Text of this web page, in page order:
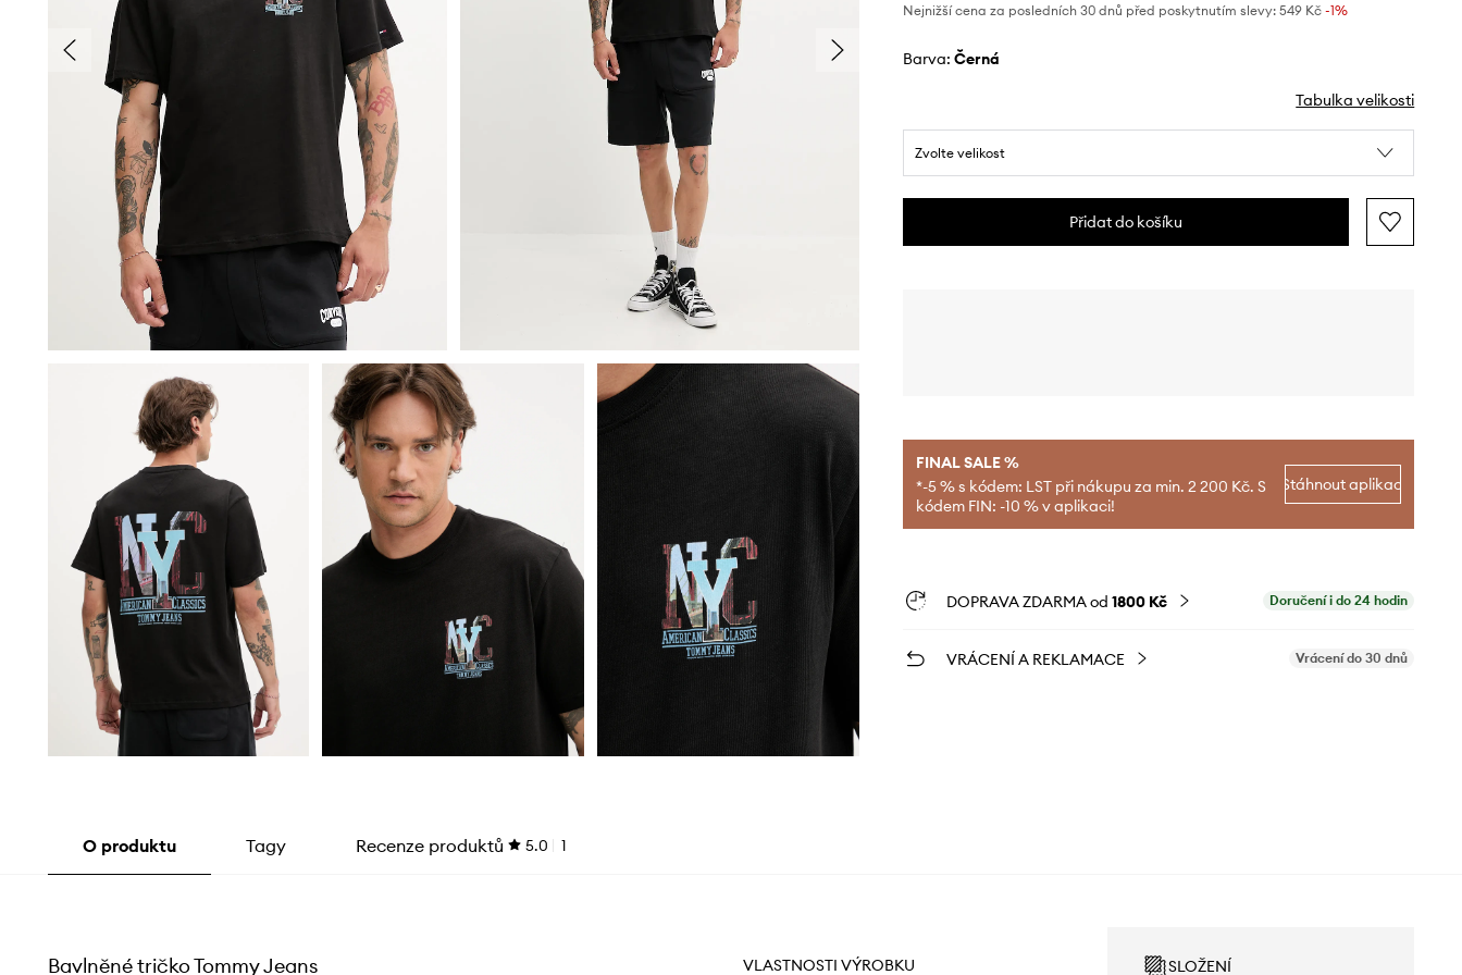
Nejnižší cena za posledních 30 dnů před poskytnutím slevy: 549 Kč -1%
Barva: černá
Tabulka velikosti
Zvolte velikost
Přidat do košíku
FINAL SALE %
*-5 % s kódem: LST při nákupu za min. 2 200 Kč. S
kódem FIN: -10 % v aplikaci!
Stáhnout aplikaci
DOPRAVA ZDARMA od 1800 Kč Doručení i do 24 hodin
VRÁCENÍ A REKLAMACE Vrácení do 30 dnů
O produktu Tagy Recenze produktů 5.0 1
Bavlněné tričko Tommy Jeans VLASTNOSTI VÝROBKU SLOŽENÍ